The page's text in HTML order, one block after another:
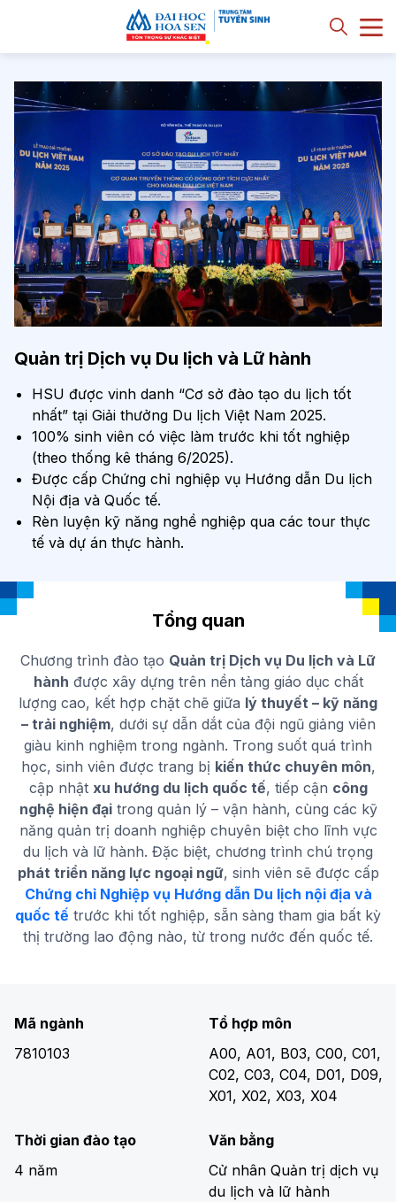
Quản trị Dịch vụ Du lịch và Lữ hành
HSU được vinh danh “Cơ sở đào tạo du lịch tốt
nhất” tại Giải thưởng Du lịch Việt Nam 2025.
100% sinh viên có việc làm trước khi tốt nghiệp
(theo thống kê tháng 6/2025).
Được cấp Chứng chỉ nghiệp vụ Hướng dẫn Du lịch
Nội địa và Quốc tế.
Rèn luyện kỹ năng nghề nghiệp qua các tour thực
tế và dự án thực hành.
Tổng quan
Chương trình đào tạo Quản trị Dịch vụ Du lịch và Lữ
hành được xây dựng trên nền tảng giáo dục chất
lượng cao, kết hợp chặt chẽ giữa lý thuyết – kỹ năng
– trải nghiệm, dưới sự dẫn dắt của đội ngũ giảng viên
giàu kinh nghiệm trong ngành. Trong suốt quá trình
học, sinh viên được trang bị kiến thức chuyên môn,
cập nhật xu hướng du lịch quốc tế, tiếp cận công
nghệ hiện đạitrong quản lý – vận hành, cùng các kỹ
năng quản trị doanh nghiệp chuyên biệt cho lĩnh vực
du lịch và lữ hành. Đặc biệt, chương trình chú trọng
phát triển năng lực ngoại ngữ, sinh viên sẽ được cấp
Chứng chỉ Nghiệp vụ Hướng dẫn Du lịch nội địa và
quốc tế trước khi tốt nghiệp, sẵn sàng tham gia bất kỳ
thị trường lao động nào, từ trong nước đến quốc tế.
Mã ngành
7810103
Tổ hợp môn
A00, A01, B03, C00, C01,
C02, C03, C04, D01, D09,
X01, X02, X03, X04
Thời gian đào tạo
4 năm
Văn bằng
Cử nhân Quản trị dịch vụ
du lịch và lữ hành